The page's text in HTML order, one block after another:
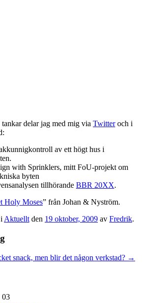
delar jag med mig via Twitteroch i
av ett högt hus i
with Sprinklers, mitt FoU-projekt om
byten
tillhörande BBR 20XX.
Holy Moses” från Johan & Nyström.
Aktuellt den 19 oktober, 2009 av Fredrik.
snack, men blir det någon verkstad? →
03